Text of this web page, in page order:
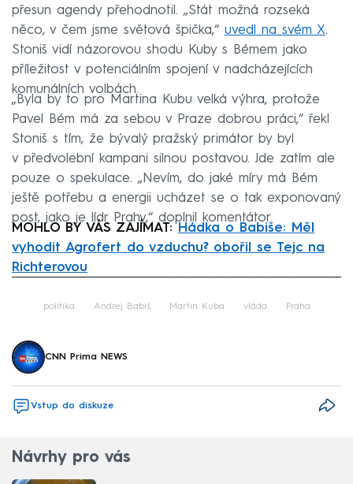
přesun agendy přehodnotil. „Stát možná rozseká
něco, v čem jsme světová špička,“ uvedl na svém X.
Stoniš vidí názorovou shodu Kuby s Bémem jako
příležitost v potenciálním spojení v nadcházejících
komunálních volbách.
„Byla by to pro Martina Kubu velká výhra, protože
Pavel Bém má za sebou v Praze dobrou práci,“ řekl
Stoniš s tím, že bývalý pražský primátor by byl
v předvolební kampani silnou postavou. Jde zatím ale
pouze o spekulace. „Nevím, do jaké míry má Bém
ještě potřebu a energii ucházet se o tak exponovaný
post, jako je lídr Prahy,“ doplnil komentátor.
MOHLO BY VÁS ZAJÍMAT: Hádka o Babiše: Měl
vyhodit Agrofert do vzduchu? obořil se Tejc na
Richterovou
politika Andrej Babiš Martin Kuba vláda Praha
CNN Prima NEWS
Vstup do diskuze
Návrhy pro vás